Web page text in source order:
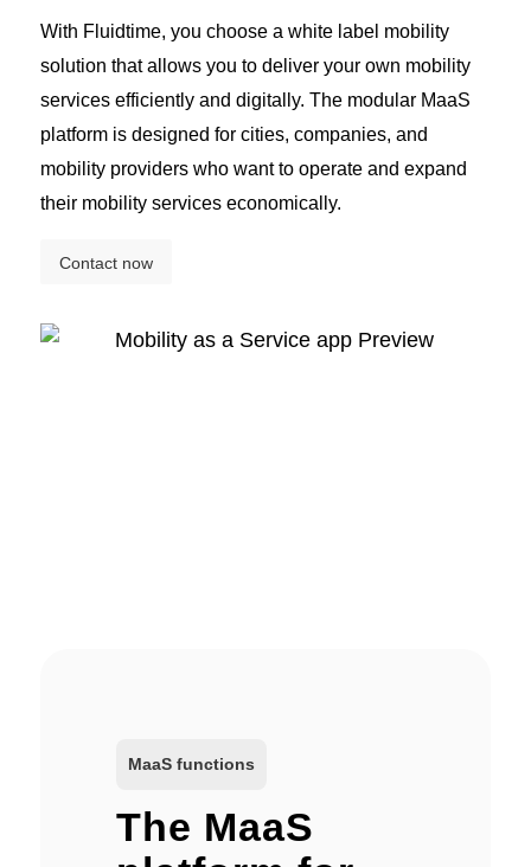
With Fluidtime, you choose a white label mobility
solution that allows you to deliver your own mobility
services efficiently and digitally. The modular MaaS
platform is designed for cities, companies, and
mobility providers who want to operate and expand
their mobility services economically.
Contact now
MaaS functions
The MaaS